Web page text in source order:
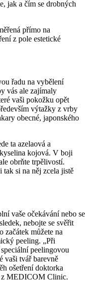
jak a čím se drobných
přímo na
z pole estetické
řadu na vybělení
vás ale zajímaly
vaši pokožku opět
výtažky z vrby
obecné, japonského
ta azelaová a
kojová. V boji
obrňte trpělivostí.
tak si na něj zcela jistě
vaše očekávání nebo se
nebojte se svěřit
začátek můžete na
peeling. „Při
peelingovou
vaši tvář barevně
ošetření doktorka
z MEDICOM Clinic.